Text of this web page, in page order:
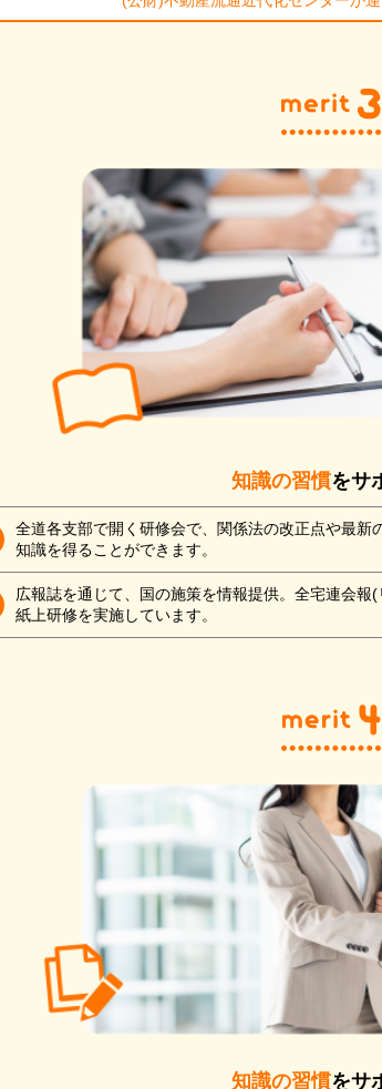
知識の習慣をサ
全道各支部で開く研修会で、関係法の改正点や最新
知識を得ることができます。
広報誌を通じて、国の施策を情報提供。全宅連会報
紙上研修を実施しています。
知識の習慣をサ